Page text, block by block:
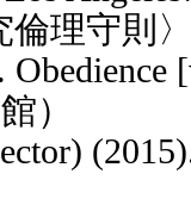
倫理守則
）